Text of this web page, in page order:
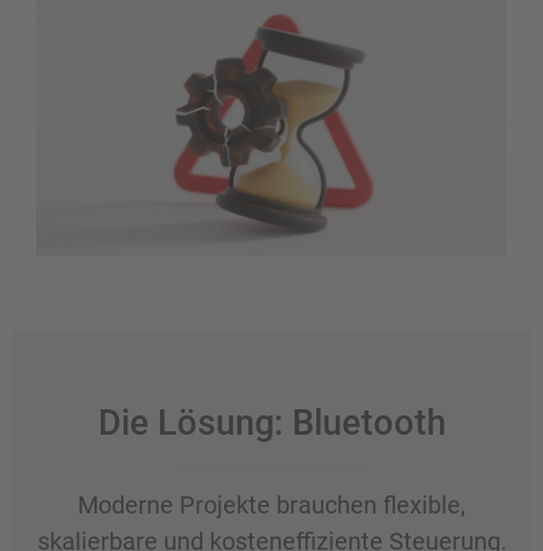
Die Lösung: Bluetooth
Moderne Projekte brauchen flexible,
skalierbare und kosteneffiziente Steuerung.